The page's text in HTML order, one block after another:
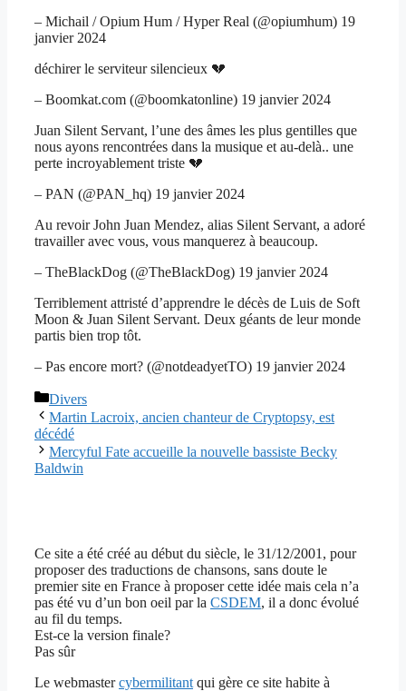
– Michail / Opium Hum / Hyper Real (@opiumhum) 19
janvier 2024
déchirer le serviteur silencieux 💔
– Boomkat.com (@boomkatonline) 19 janvier 2024
Juan Silent Servant, l’une des âmes les plus gentilles que
nous ayons rencontrées dans la musique et au-delà.. une
perte incroyablement triste 💔
– PAN (@PAN_hq) 19 janvier 2024
Au revoir John Juan Mendez, alias Silent Servant, a adoré
travailler avec vous, vous manquerez à beaucoup.
– TheBlackDog (@TheBlackDog) 19 janvier 2024
Terriblement attristé d’apprendre le décès de Luis de Soft
Moon & Juan Silent Servant. Deux géants de leur monde
partis bien trop tôt.
– Pas encore mort? (@notdeadyetTO) 19 janvier 2024
Catégories
Divers
Martin Lacroix, ancien chanteur de Cryptopsy, est
décédé
Mercyful Fate accueille la nouvelle bassiste Becky
Baldwin
Ce site a été créé au début du siècle, le 31/12/2001, pour
proposer des traductions de chansons, sans doute le
premier site en France à proposer cette idée mais cela n’a
pas été vu d’un bon oeil par la CSDEM, il a donc évolué
au fil du temps.
Est-ce la version finale?
Pas sûr
Le webmastercybermilitant qui gère ce site habite à